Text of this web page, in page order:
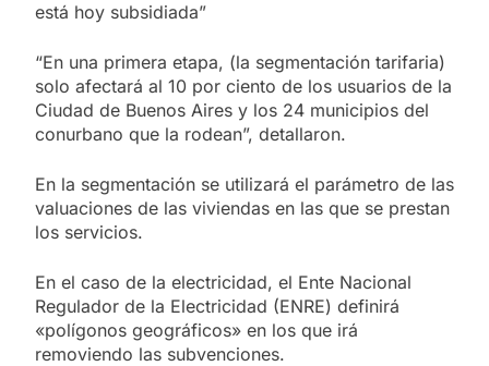
está hoy subsidiada”
“En una primera etapa, (la segmentación tarifaria)
solo afectará al 10 por ciento de los usuarios de la
Ciudad de Buenos Aires y los 24 municipios del
conurbano que la rodean”, detallaron.
En la segmentación se utilizará el parámetro de las
valuaciones de las viviendas en las que se prestan
los servicios.
En el caso de la electricidad, el Ente Nacional
Regulador de la Electricidad (ENRE) definirá
«polígonos geográficos» en los que irá
removiendo las subvenciones.